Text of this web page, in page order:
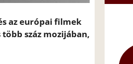
az európai filmek
száz mozijában,